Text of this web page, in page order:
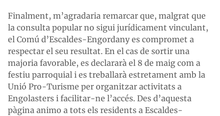
Finalment, m’agradaria remarcar que, malgrat que
la consulta popular no sigui jurídicament vinculant,
el Comú d’Escaldes-Engordany es compromet a
respectar el seu resultat. En el cas de sortir una
majoria favorable, es declararà el 8 de maig com a
festiu parroquial i es treballarà estretament amb la
Unió Pro-Turisme per organitzar activitats a
Engolasters i facilitar-ne l’accés. Des d’aquesta
pàgina animo a tots els residents a Escaldes-